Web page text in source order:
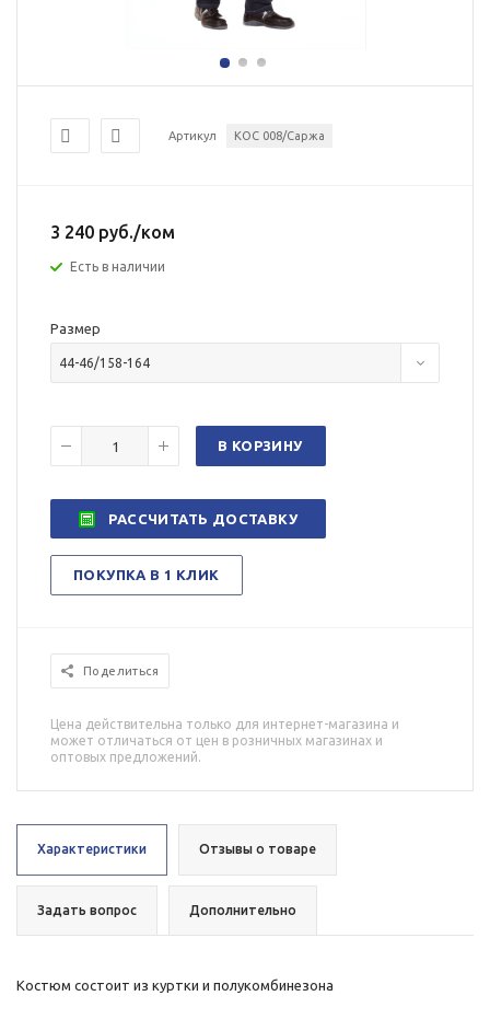
Артикул КОС 008/Саржа
3 240 руб./ком
Есть в наличии
Размер
44-46/158-164
В КОРЗИНУ
РАССЧИТАТЬ ДОСТАВКУ
ПОКУПКА В 1 КЛИК
Поделиться
Цена действительна только для интернет-магазина и
может отличаться от цен в розничных магазинах и
оптовых предложений.
Характеристики Отзывы о товаре
Задать вопрос Дополнительно
Костюм состоит из куртки и полукомбинезона